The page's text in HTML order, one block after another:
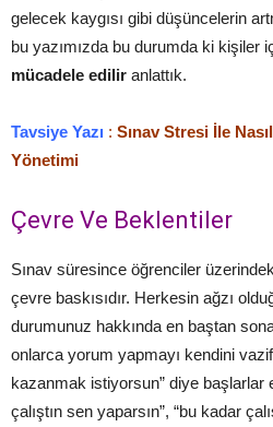
gelecek kaygısı gibi düşüncelerin
bu yazımızda bu durumda ki kişiler
mücadele edilir anlattık.
Tavsiye Yazı : Sınav Stresi İle
Yönetimi
Çevre Ve Beklentiler
Sınav süresince öğrenciler
çevre baskısıdır. Herkesin ağzı
durumunuz hakkında en baştan
onlarca yorum yapmayı kendini
kazanmak istiyorsun” diye başlarlar
çalıştın sen yaparsın”, “bu kadar